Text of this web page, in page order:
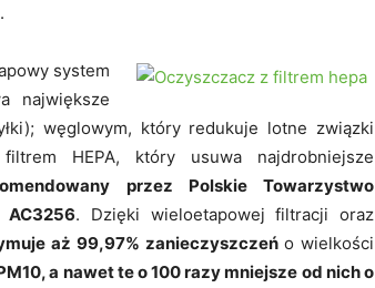
system
największe
węglowym, który redukuje lotne związki
HEPA, który usuwa najdrobniejsze
przez Polskie Towarzystwo
. Dzięki wieloetapowej filtracji oraz
aż 99,97% zanieczyszczeńo wielkości
a nawet te o 100 razy mniejsze od nich o